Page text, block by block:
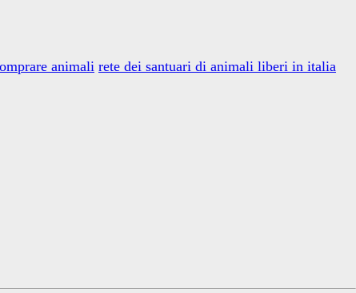
animali rete dei santuari di animali liberi in italia